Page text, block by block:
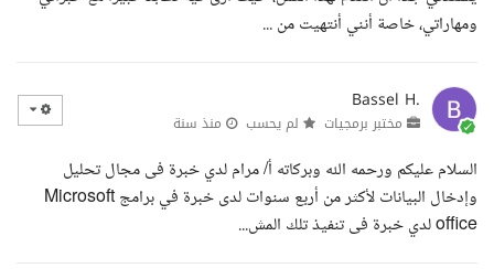
ومهاراتي، خاصة أنني أنتهيت من ...
Bassel H.
مختبر برمجيات لم يحسب منذ سنة
السلام عليكم ورحمه الله وبركاته أ/ مرام لدي خبرة فى مجال تحليل
وإدخال البيانات لأكثر من أربع سنوات لدى خبرة في برامج Microsoft
office لدي خبرة فى تنفيذ تلك المش...